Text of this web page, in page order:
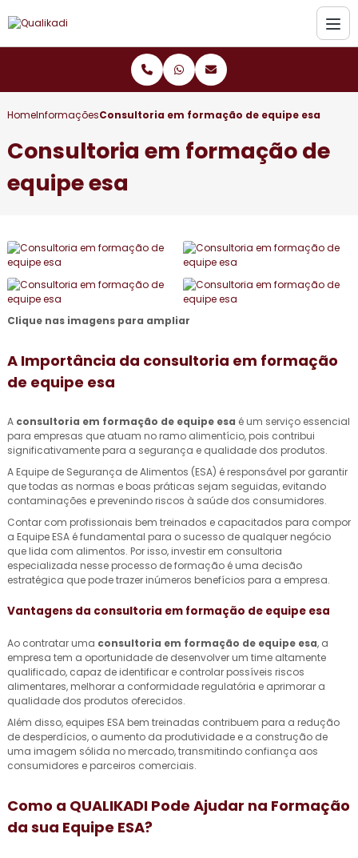
HomeInformaçõesConsultoria em formação de equipe esa
Consultoria em formação de
equipe esa
Clique nas imagens para ampliar
A Importância da consultoria em formação
de equipe esa
A consultoria em formação de equipe esa é um serviço essencial
para empresas que atuam no ramo alimentício, pois contribui
significativamente para a segurança e qualidade dos produtos.
A Equipe de Segurança de Alimentos (ESA) é responsável por garantir
que todas as normas e boas práticas sejam seguidas, evitando
contaminações e prevenindo riscos à saúde dos consumidores.
Contar com profissionais bem treinados e capacitados para compor
a Equipe ESA é fundamental para o sucesso de qualquer negócio
que lida com alimentos. Por isso, investir em consultoria
especializada nesse processo de formação é uma decisão
estratégica que pode trazer inúmeros benefícios para a empresa.
Vantagens da consultoria em formação de equipe esa
Ao contratar uma consultoria em formação de equipe esa, a
empresa tem a oportunidade de desenvolver um time altamente
qualificado, capaz de identificar e controlar possíveis riscos
alimentares, melhorar a conformidade regulatória e aprimorar a
qualidade dos produtos oferecidos.
Além disso, equipes ESA bem treinadas contribuem para a redução
de desperdícios, o aumento da produtividade e a construção de
uma imagem sólida no mercado, transmitindo confiança aos
consumidores e parceiros comerciais.
Como a QUALIKADI Pode Ajudar na Formação
da sua Equipe ESA?